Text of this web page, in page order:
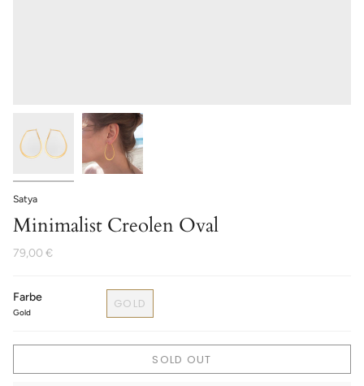
Satya
Minimalist Creolen Oval
79,00 €
Farbe
Gold
GOLD
SOLD OUT